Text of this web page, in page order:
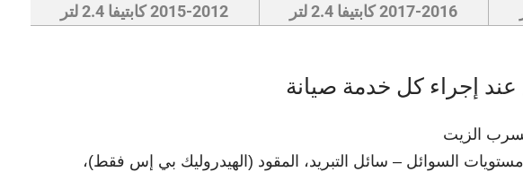
2017-2016 كابتيفا 2.4 لتر 2015-2012 كابتيفا 2.4 لتر
إجراء كل خدمة صيانة
الزيت
السوائل – سائل التبريد، المقود (الهيدروليك بي إس فقط)،